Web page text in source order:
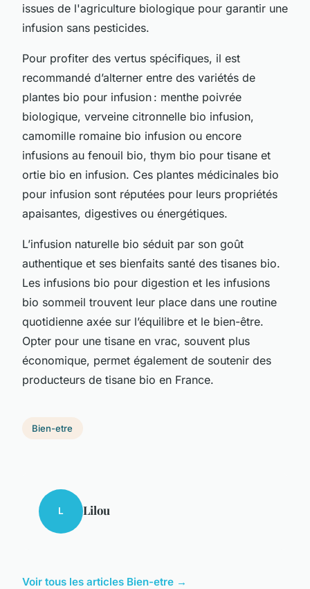
issues de l'agriculture biologique pour garantir une
infusion sans pesticides.
Pour profiter des vertus spécifiques, il est
recommandé d’alterner entre des variétés de
plantes bio pour infusion : menthe poivrée
biologique, verveine citronnelle bio infusion,
camomille romaine bio infusion ou encore
infusions au fenouil bio, thym bio pour tisane et
ortie bio en infusion. Ces plantes médicinales bio
pour infusion sont réputées pour leurs propriétés
apaisantes, digestives ou énergétiques.
L’infusion naturelle bio séduit par son goût
authentique et ses bienfaits santé des tisanes bio.
Les infusions bio pour digestion et les infusions
bio sommeil trouvent leur place dans une routine
quotidienne axée sur l’équilibre et le bien-être.
Opter pour une tisane en vrac, souvent plus
économique, permet également de soutenir des
producteurs de tisane bio en France.
Bien-etre
L Lilou
Voir tous les articles Bien-etre →